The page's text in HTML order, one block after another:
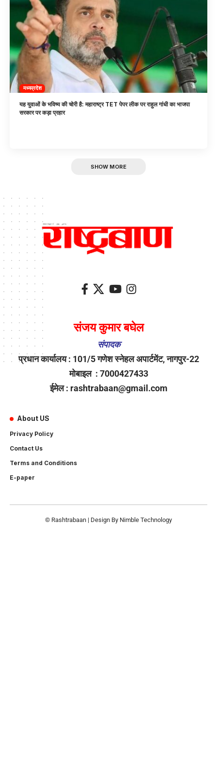
मध्यप्रदेश
यह युवाओं के भविष्य की चोरी है: महाराष्ट्र TET पेपर लीक पर राहुल गांधी का भाजपा
सरकार पर कड़ा प्रहार
SHOW MORE
संजय कुमार बघेल
संपादक
प्रधान कार्यालय : 101/5 गणेश स्नेहल अपार्टमेंट, नागपुर-22
मोबाइल : 7000427433
ईमेल : rashtrabaan@gmail.com
About US
Privacy Policy
Contact Us
Terms and Conditions
E-paper
© Rashtrabaan | Design By Nimble Technology